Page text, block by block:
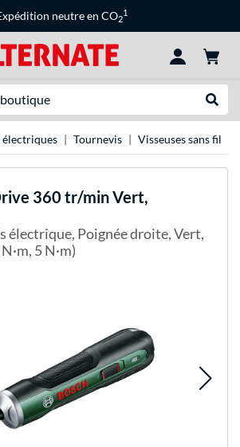
neutre en CO2
1
Tournevis Visseuses sans fil
360 tr/min Vert,
électrique, Poignée droite, Vert,
5 N·m)